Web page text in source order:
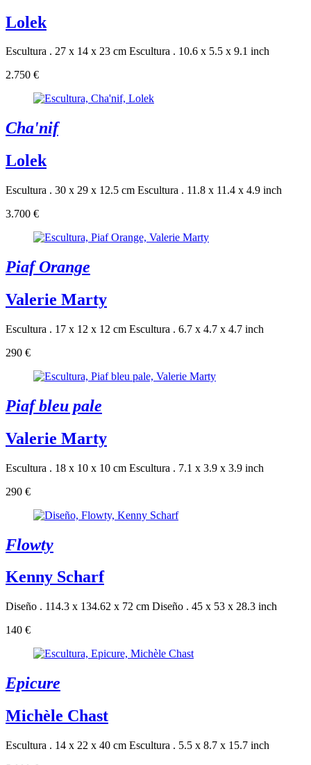
Lolek
Escultura . 27 x 14 x 23 cm Escultura . 10.6 x 5.5 x 9.1 inch
2.750 €
Cha'nif
Lolek
Escultura . 30 x 29 x 12.5 cm Escultura . 11.8 x 11.4 x 4.9 inch
3.700 €
Piaf Orange
Valerie Marty
Escultura . 17 x 12 x 12 cm Escultura . 6.7 x 4.7 x 4.7 inch
290 €
Piaf bleu pale
Valerie Marty
Escultura . 18 x 10 x 10 cm Escultura . 7.1 x 3.9 x 3.9 inch
290 €
Flowty
Kenny Scharf
Diseño . 114.3 x 134.62 x 72 cm Diseño . 45 x 53 x 28.3 inch
140 €
Epicure
Michèle Chast
Escultura . 14 x 22 x 40 cm Escultura . 5.5 x 8.7 x 15.7 inch